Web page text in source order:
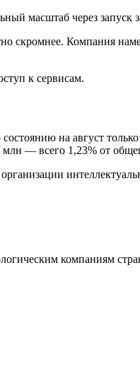
масштаб через запуск
Компания
к сервисам.
состоянию на август
— всего 1,23% от
компаниям